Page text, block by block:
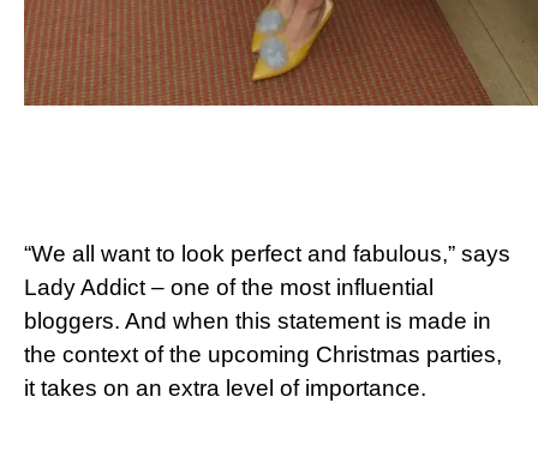
“We all want to look perfect and fabulous,” says
Lady Addict – one of the most influential
bloggers. And when this statement is made in
the context of the upcoming Christmas parties,
it takes on an extra level of importance.